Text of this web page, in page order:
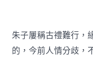
朱子屢稱古禮難行，
的，今前人情分歧，